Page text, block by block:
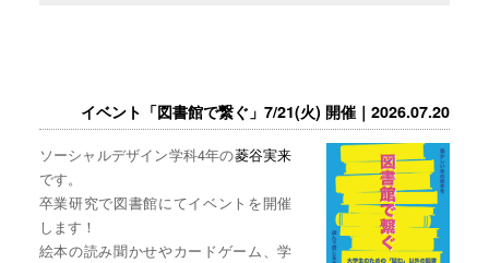
イベント「図書館で繋ぐ」7/21(火) 開催｜2026.07.20
ソーシャルデザイン学科4年の菱谷実来
です。
卒業研究で図書館にてイベントを開催
します！
絵本の読み聞かせやカードゲーム、学